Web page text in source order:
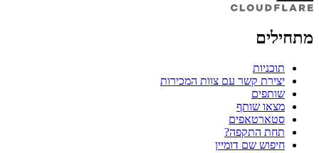
מתחילים
תוכניות
יצירת קשר עם צוות המכירות
שותפים
מצאו שותף
סטארטאפים
תחת התקפה?
חיפוש שם דומיין